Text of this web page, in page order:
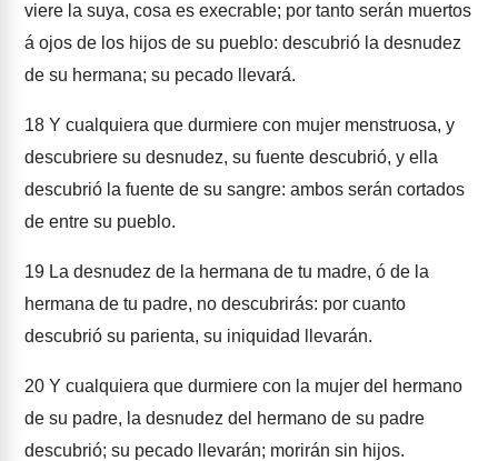
viere la suya, cosa es execrable; por tanto serán muertos
á ojos de los hijos de su pueblo: descubrió la desnudez
de su hermana; su pecado llevará.
18 Y cualquiera que durmiere con mujer menstruosa, y
descubriere su desnudez, su fuente descubrió, y ella
descubrió la fuente de su sangre: ambos serán cortados
de entre su pueblo.
19 La desnudez de la hermana de tu madre, ó de la
hermana de tu padre, no descubrirás: por cuanto
descubrió su parienta, su iniquidad llevarán.
20 Y cualquiera que durmiere con la mujer del hermano
de su padre, la desnudez del hermano de su padre
descubrió; su pecado llevarán; morirán sin hijos.